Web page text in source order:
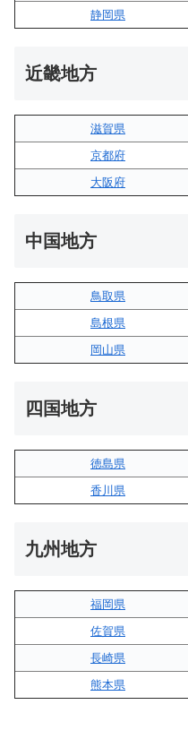
静岡県
近畿地方
滋賀県
京都府
大阪府
中国地方
鳥取県
島根県
岡山県
四国地方
徳島県
香川県
九州地方
福岡県
佐賀県
長崎県
熊本県